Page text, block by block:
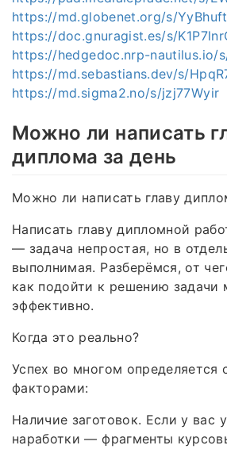
https://md.globenet.org/s/
https://doc.gnuragist.es/s/
https://hedgedoc.nrp-nautilus.io/
https://md.sebastians.dev/s/
https://md.sigma2.no/s/jzj77Wyir
Можно ли написать
диплома за день
Можно ли написать главу
Написать главу дипломной
— задача непростая, но в
выполнимая. Разберёмся, от
как подойти к решению задачи
эффективно.
Когда это реально?
Успех во многом
факторами:
Наличие заготовок. Если у вас
наработки — фрагменты